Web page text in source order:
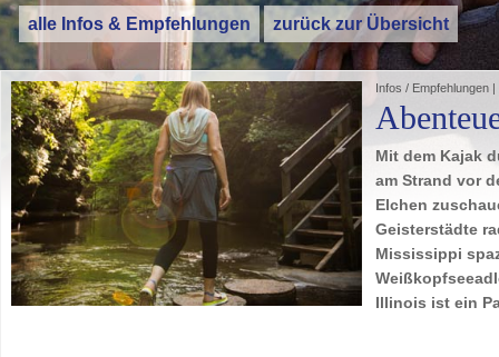
alle Infos & Empfehlungen zurück zur Übersicht
Infos / Empfehlungen
Mit dem Kajak
am Strand vor
Elchen
Geisterstädte
Mississippi
Illinois ist ein